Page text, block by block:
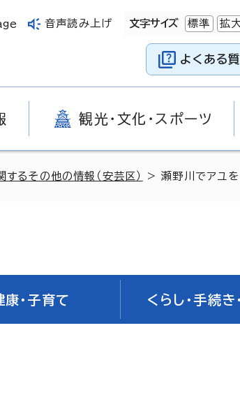
音声読み上げ 文字サイズ 標準 拡
よくある
観光・文化・スポーツ
するその他の情報（安芸区） > 瀬野川でアユを
康・子育て くらし・手続き